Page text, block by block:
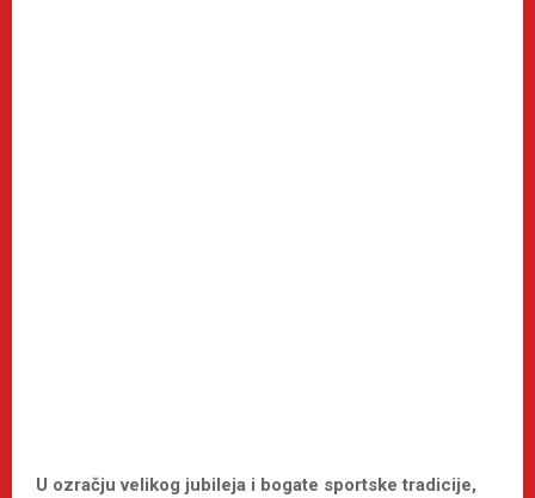
U ozračju velikog jubileja i bogate sportske tradicije,